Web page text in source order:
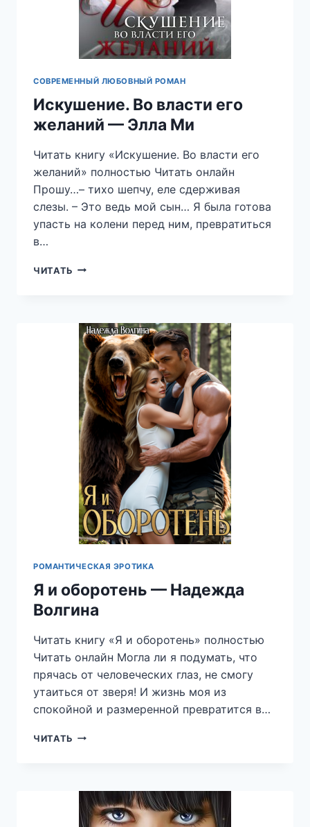
СОВРЕМЕННЫЙ ЛЮБОВНЫЙ РОМАН
Искушение. Во власти его
желаний — Элла Ми
Читать книгу «Искушение. Во власти его
желаний» полностью Читать онлайн
Прошу…– тихо шепчу, еле сдерживая
слезы. – Это ведь мой сын… Я была готова
упасть на колени перед ним, превратиться
в…
ЧИТАТЬ ИСКУШЕНИЕ.
ЖЕЛАНИЙ
—
ЭЛЛА
МИ
РОМАНТИЧЕСКАЯ ЭРОТИКА
Я и оборотень — Надежда
Волгина
Читать книгу «Я и оборотень» полностью
Читать онлайн Могла ли я подумать, что
прячась от человеческих глаз, не смогу
утаиться от зверя! И жизнь моя из
спокойной и размеренной превратится в…
ЧИТАТЬ Я
НАДЕЖДА
ВОЛГИНА